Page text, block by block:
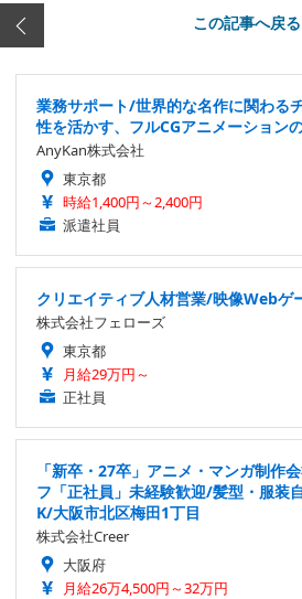
この記事へ戻る
業務サポート/世界的な名作に関わる
性を活かす、フルCGアニメーション
AnyKan株式会社
東京都
時給1,400円～2,400円
派遣社員
クリエイティブ人材営業/映像Webゲ
株式会社フェローズ
東京都
月給29万円～
正社員
「新卒・27卒」アニメ・マンガ制作
フ「正社員」未経験歓迎/髪型・服装
K/大阪市北区梅田1丁目
株式会社Creer
大阪府
月給26万4,500円～32万円